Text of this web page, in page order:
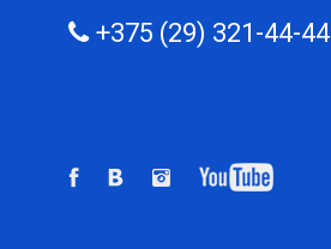
+375 (29) 321-44-44